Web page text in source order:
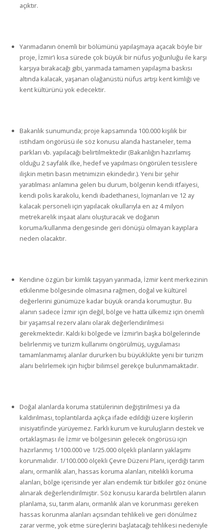
açıktır.
Yarımadanın önemli bir bölümünü yapılaşmaya açacak böyle bir
proje, İzmir’i kısa sürede çok büyük bir nüfus yoğunluğu ile karşı
karşıya bırakacağı gibi, yarımada tamamen yapılaşma baskısı
altında kalacak, yaşanan olağanüstü nüfus artışı kent kimliği ve
kent kültürünü yok edecektir.
Bakanlık sunumunda; proje kapsamında 100.000 kişilik bir
istihdam öngörüsü ile söz konusu alanda hastaneler, tema
parkları vb. yapılacağı belirtilmektedir (Bakanlığın hazırlamış
olduğu 2 sayfalık ilke, hedef ve yapılması öngörülen tesislere
ilişkin metin basın metnimizin ekindedir.). Yeni bir şehir
yaratılması anlamına gelen bu durum, bölgenin kendi itfaiyesi,
kendi polis karakolu, kendi ibadethanesi, lojmanları ve 12 ay
kalacak personeli için yapılacak okullarıyla en az 4 milyon
metrekarelik inşaat alanı oluşturacak ve doğanın
koruma/kullanma dengesinde geri dönüşü olmayan kayıplara
neden olacaktır.
Kendine özgün bir kimlik taşıyan yarımada, İzmir kent merkezinin
etkilenme bölgesinde olmasına rağmen, doğal ve kültürel
değerlerini günümüze kadar büyük oranda korumuştur. Bu
alanın sadece İzmir için değil, bölge ve hatta ülkemiz için önemli
bir yaşamsal rezerv alanı olarak değerlendirilmesi
gerekmektedir. Kaldı ki bölgede ve İzmir’in başka bölgelerinde
belirlenmiş ve turizm kullanımı öngörülmüş, uygulaması
tamamlanmamış alanlar dururken bu büyüklükte yeni bir turizm
alanı belirlemek için hiçbir bilimsel gerekçe bulunmamaktadır.
Doğal alanlarda koruma statülerinin değiştirilmesi ya da
kaldırılması, toplantılarda açıkça ifade edildiği üzere kişilerin
inisiyatifinde yürüyemez. Farklı kurum ve kuruluşların destek ve
ortaklaşması ile İzmir ve bölgesinin gelecek öngörüsü için
hazırlanmış 1/100.000 ve 1/25.000 ölçekli planların yaklaşımı
korunmalıdır. 1/100.000 ölçekli Çevre Düzeni Planı, içerdiği tarım
alanı, ormanlık alan, hassas koruma alanları, nitelikli koruma
alanları, bölge içerisinde yer alan endemik tür bitkiler göz önüne
alınarak değerlendirilmiştir. Söz konusu kararda belirtilen alanın
planlama, su, tarım alanı, ormanlık alan ve korunması gereken
hassas korunma alanları açısından tehlikeli ve geri dönülmez
zarar verme, yok etme süreçlerini başlatacağı tehlikesi nedeniyle